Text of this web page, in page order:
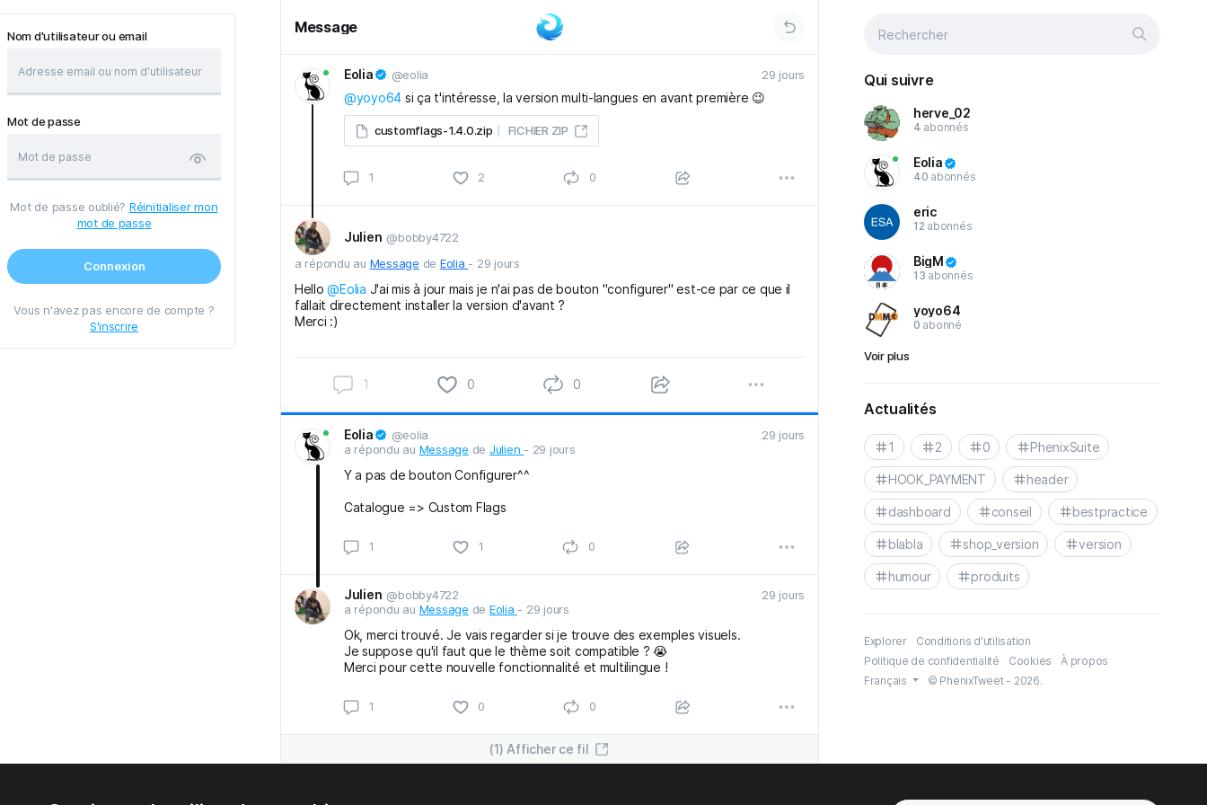
Nom d'utilisateur ou email
Mot de passe
Mot de passe oublié? Réinitialiser mon
mot de passe
Connexion
Vous n'avez pas encore de compte ?
S'inscrire
Message
Eolia @eolia 29 jours
@yoyo64 si ça t'intéresse, la version multi-langues en avant première 😉
customflags-1.4.0.zip FICHIER ZIP
Julien @bobby4722
a répondu au Message de Eolia - 29 jours
Hello@Eolia J'ai mis à jour mais je n'ai pas de bouton "configurer" est-ce par ce que il
fallait directement installer la version d'avant ?
Merci :)
1 0 0
Eolia @eolia
29 jours
a répondu au Message de Julien - 29 jours
Y a pas de bouton Configurer^^
Catalogue => Custom Flags
1 1
Julien @bobby4722
29 jours
a répondu au Message de Eolia - 29 jours
Ok, merci trouvé. Je vais regarder si je trouve des exemples visuels.
Je suppose qu'il faut que le thème soit compatible ? 😭
Merci pour cette nouvelle fonctionnalité et multilingue !
(1) Afficher ce fil
Qui suivre
herve_02
4 abonnés
Eolia
40 abonnés
eric
12 abonnés
BigM
13 abonnés
yoyo64
0 abonné
Voir plus
Actualités
1 2 0 PhenixSuite
HOOK_PAYMENT header
dashboard conseil bestpractice
blabla shop_version version
humour produits
Explorer
Conditions d'utilisation
Politique de confidentialité
Cookies
À propos
Français
© PhenixTweet - 2026.